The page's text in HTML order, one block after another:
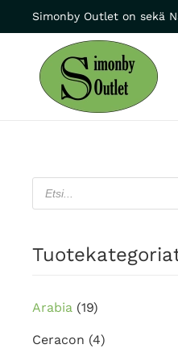
Skip to main content
Simonby Outlet on sekä
Products
search
Arabia (19)
Ceracon (4)